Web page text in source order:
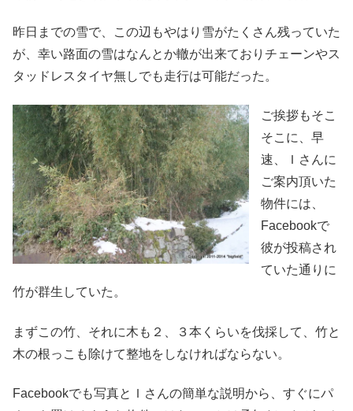
昨日までの雪で、この辺もやはり雪がたくさん残っていた
が、幸い路面の雪はなんとか轍が出来ておりチェーンやス
タッドレスタイヤ無しでも走行は可能だった。
ご挨拶もそこ
そこに、早
速、Ｉさんに
ご案内頂いた
物件には、
Facebookで
彼が投稿され
ていた通りに
竹が群生していた。
まずこの竹、それに木も２、３本くらいを伐採して、竹と
木の根っこも除けて整地をしなければならない。
Facebookでも写真とＩさんの簡単な説明から、すぐにパ